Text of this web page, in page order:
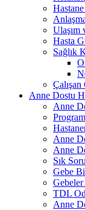
Ulaşım
Hasta
Sağlık
Anne Dostu
Anne
Anne
Anne
Sık
Gebe
Gebeler
TDL
Anne